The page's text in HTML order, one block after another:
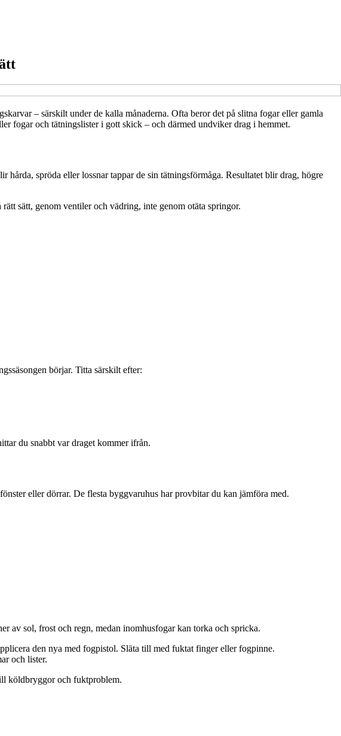
– särskilt under de kalla månaderna. Ofta beror det på slitna fogar eller gamla
fogar och tätningslister i gott skick – och därmed undviker drag i hemmet.
spröda eller lossnar tappar de sin tätningsförmåga. Resultatet blir drag, högre
sätt, genom ventiler och vädring, inte genom otäta springor.
börjar. Titta särskilt efter:
du snabbt var draget kommer ifrån.
eller dörrar. De flesta byggvaruhus har provbitar du kan jämföra med.
av sol, frost och regn, medan inomhusfogar kan torka och spricka.
den nya med fogpistol. Släta till med fuktat finger eller fogpinne.
och lister.
köldbryggor och fuktproblem.